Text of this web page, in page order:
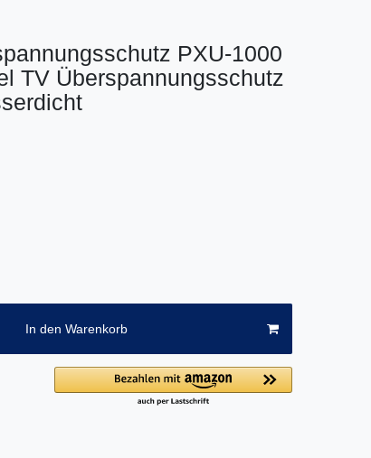
PXU-1000
TV Überspannungsschutz
In den Warenkorb